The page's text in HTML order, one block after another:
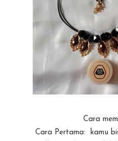
Cara
Cara Pertama: kamu